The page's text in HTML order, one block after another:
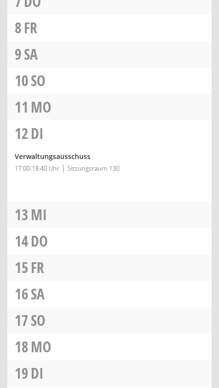
8FR
9SA
10SO
11 MO
12DI
Verwaltungsausschuss
17:00-18:40 Uhr Sitzungsraum 130
13MI
14DO
15FR
16SA
17SO
18MO
19DI